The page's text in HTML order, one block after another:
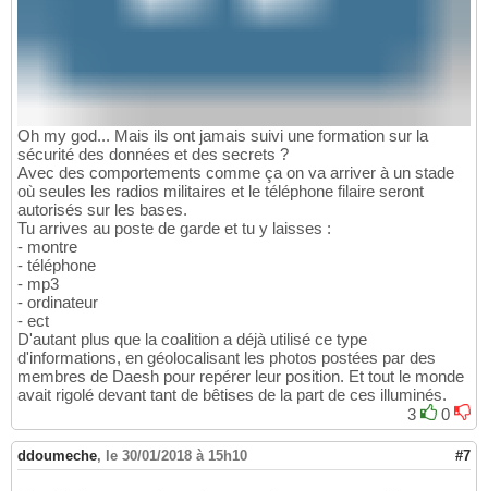
Oh my god... Mais ils ont jamais suivi une formation sur la
sécurité des données et des secrets ?
Avec des comportements comme ça on va arriver à un stade
où seules les radios militaires et le téléphone filaire seront
autorisés sur les bases.
Tu arrives au poste de garde et tu y laisses :
- montre
- téléphone
- mp3
- ordinateur
- ect
D'autant plus que la coalition a déjà utilisé ce type
d'informations, en géolocalisant les photos postées par des
membres de Daesh pour repérer leur position. Et tout le monde
avait rigolé devant tant de bêtises de la part de ces illuminés.
3
0
ddoumeche, le 30/01/2018 à 15h10 #7